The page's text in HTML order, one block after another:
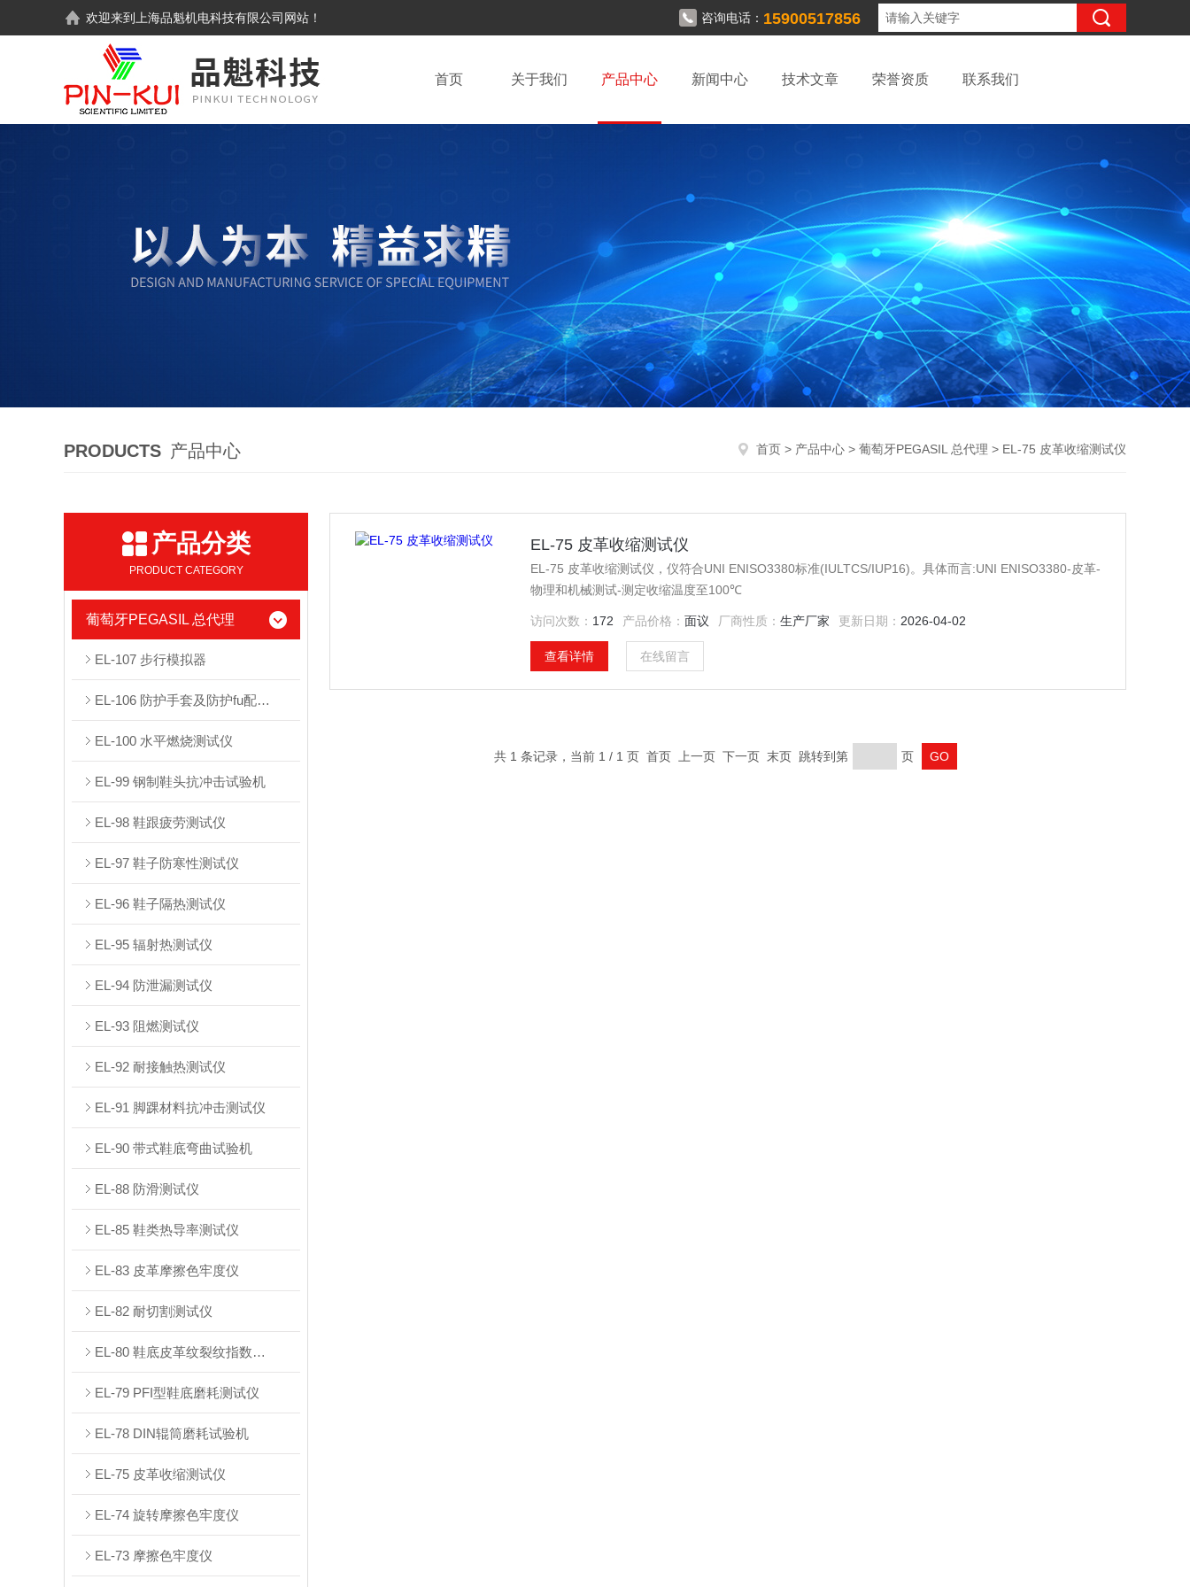
欢迎来到 上海品魁机电科技有限公司 网站！ 咨询电话： 15900517856
首页 关于我们 产品中心 新闻中心 技术文章 荣誉资质 联系我们
PRODUCTS 产品中心 首页 > 产品中心 > 葡萄牙PEGASIL 总代理 > EL-75 皮革收缩测试仪
产品分类
PRODUCT CATEGORY
葡萄牙PEGASIL 总代理
EL-107 步行模拟器
EL-106 防护手套及防护fu配件冲击测试仪
EL-100 水平燃烧测试仪
EL-99 钢制鞋头抗冲击试验机
EL-98 鞋跟疲劳测试仪
EL-97 鞋子防寒性测试仪
EL-96 鞋子隔热测试仪
EL-95 辐射热测试仪
EL-94 防泄漏测试仪
EL-93 阻燃测试仪
EL-92 耐接触热测试仪
EL-91 脚踝材料抗冲击测试仪
EL-90 带式鞋底弯曲试验机
EL-88 防滑测试仪
EL-85 鞋类热导率测试仪
EL-83 皮革摩擦色牢度仪
EL-82 耐切割测试仪
EL-80 鞋底皮革纹裂纹指数测试仪
EL-79 PFI型鞋底磨耗测试仪
EL-78 DIN辊筒磨耗试验机
EL-75 皮革收缩测试仪
EL-74 旋转摩擦色牢度仪
EL-73 摩擦色牢度仪
EL-75 皮革收缩测试仪
EL-75 皮革收缩测试仪，仪符合UNI ENISO3380标准(IULTCS/IUP16)。具体而言:UNI ENISO3380-皮革-
物理和机械测试-测定收缩温度至100℃
访问次数： 172 产品价格： 面议 厂商性质： 生产厂家 更新日期： 2026-04-02
查看详情 在线留言
共 1 条记录，当前 1 / 1 页 首页 上一页 下一页 末页 跳转到第 页